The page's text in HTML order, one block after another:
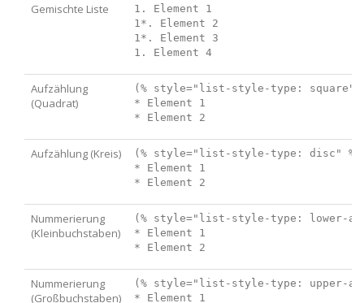
Gemischte Liste
1. Element 1
1*. Element 2
1*. Element 3
Aufzählung
(Quadrat)
(% style="list-style-type: square"
* Element 1
Aufzählung (Kreis)
(% style="list-style-type: disc" %)
* Element 1
Nummerierung
(Kleinbuchstaben)
(% style="list-style-type: lower-
* Element 1
Nummerierung
(Großbuchstaben)
(% style="list-style-type: upper-
* Element 1